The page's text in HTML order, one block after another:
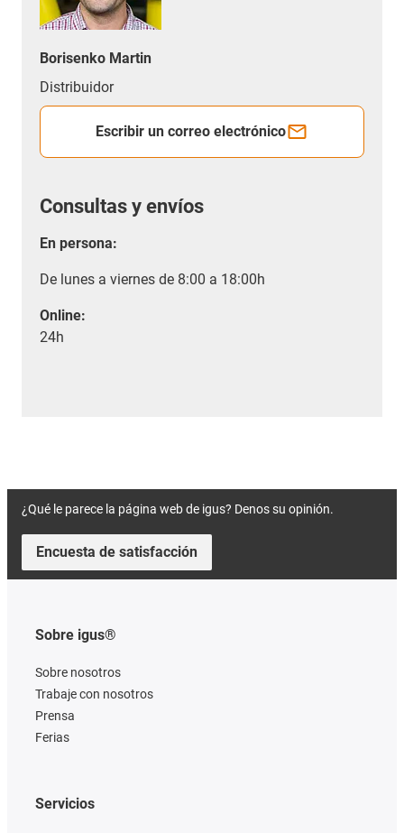
Borisenko Martin
Distribuidor
Escribir un correo electrónico
Consultas y envíos
En persona:
De lunes a viernes de 8:00 a 18:00h
Online:
24h
¿Qué le parece la página web de igus? Denos su opinión.
Encuesta de satisfacción
Sobre igus®
Sobre nosotros
Trabaje con nosotros
Prensa
Ferias
Servicios